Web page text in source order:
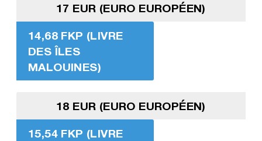
17 EUR (EURO EUROPÉEN)
14,68 FKP (LIVRE
DES ÎLES
MALOUINES)
18 EUR (EURO EUROPÉEN)
15,54 FKP (LIVRE